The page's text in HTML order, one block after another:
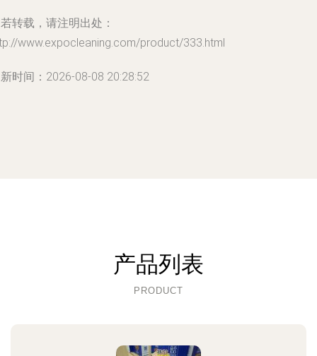
转载，请注明出处：
www.expocleaning.com/product/333.html
时间：2026-08-08 20:28:52
产品列表
PRODUCT